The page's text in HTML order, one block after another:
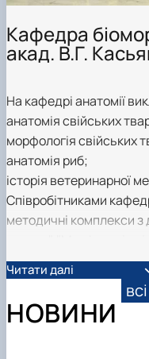
Кафедра
акад. В.Г.
На кафедрі анатомії
анатомія свійських
морфологія свійських
анатомія риб;
історія ветеринарної
Співробітниками
методичні комплекси з
"Анатомія риб",
морфологічних
Наукова робота
Читати далі
НОВИНИ
всі